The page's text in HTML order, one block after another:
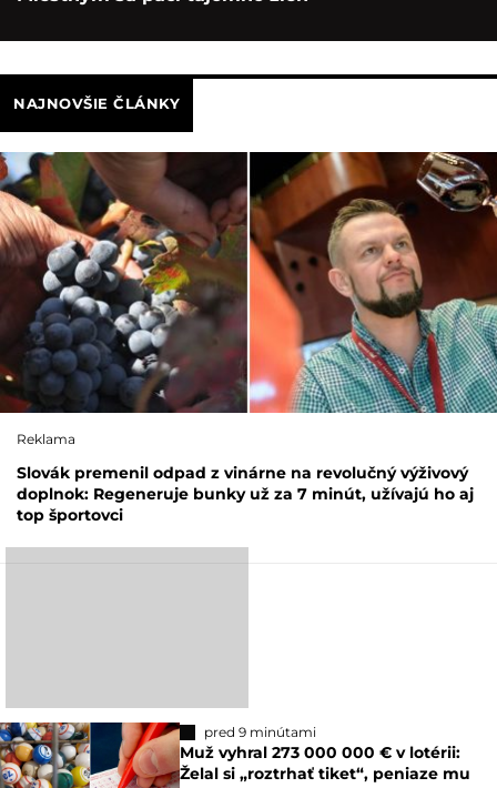
NAJNOVŠIE ČLÁNKY
Reklama
Slovák premenil odpad z vinárne na revolučný výživový
doplnok: Regeneruje bunky už za 7 minút, užívajú ho aj
top športovci
pred 9 minútami
Muž vyhral 273 000 000 € v lotérii:
Želal si „roztrhať tiket“, peniaze mu